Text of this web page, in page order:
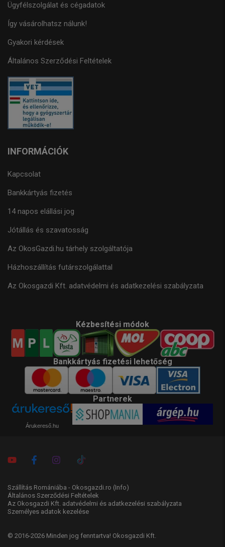
Ügyfélszolgálat és cégadatok
Így vásárolhatsz nálunk!
Gyakori kérdések
Általános Szerződési Feltételek
INFORMÁCIÓK
Kapcsolat
Bankkártyás fizetés
14 napos elállási jog
Jótállás és szavatosság
Az OkosGazdi.hu tárhely szolgáltatója
Házhoszállítás futárszolgálattal
Az Okosgazdi Kft. adatvédelmi és adatkezelési szabályzata
Kézbesítési módok
Bankkártyás fizetési lehetőség
Partnerek
Árukereső.hu
Szállítás Romániába - Okosgazdi.ro (Info)
Általános Szerződési Feltételek
Az Okosgazdi Kft. adatvédelmi és adatkezelési szabályzata
Személyes adatok kezelése
© 2016-2026 Minden jog fenntartva! Okosgazdi Kft.